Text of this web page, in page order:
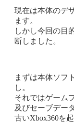
現在は本体のデ
ます。
しかし今回の目
断しました。
まずは本体ソフ
し。
それではゲーム
及びセーブデー
古いXbox360を